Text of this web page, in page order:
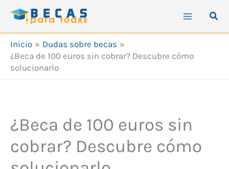
Inicio
Dudas sobre becas
¿Beca de 100 euros sin cobrar? Descubre cómo
solucionarlo
¿Beca de 100 euros sin
cobrar? Descubre cómo